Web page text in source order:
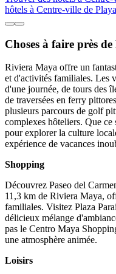
hôtels à Centre-ville de
Choses à faire près
Riviera Maya offre un
et d'activités familiales. Les
d'une journée, de tours des
de traversées en ferry
plusieurs parcours de golf
complexes hôteliers. Que ce
pour explorer la culture
expérience de vacances
Shopping
Découvrez Paseo del
11,3 km de Riviera Maya,
familiales. Visitez Plaza
délicieux mélange
pas le Centro Maya
une atmosphère animée.
Loisirs